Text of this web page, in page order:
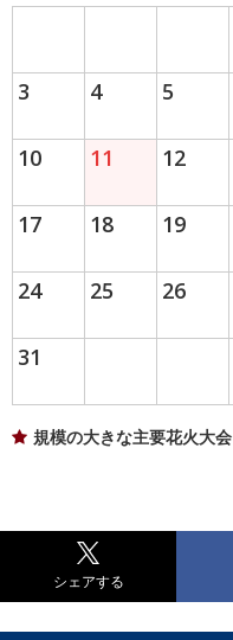
3 4 5
10 11 12
17 18 19
24 25 26
31
規模の大きな主要花火大会
シェアする